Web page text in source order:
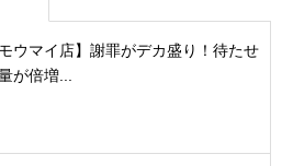
モウマイ店】謝罪がデカ盛り！待たせ
が倍増...